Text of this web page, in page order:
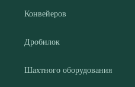
Конвейеров
Дробилок
Шахтного оборудования